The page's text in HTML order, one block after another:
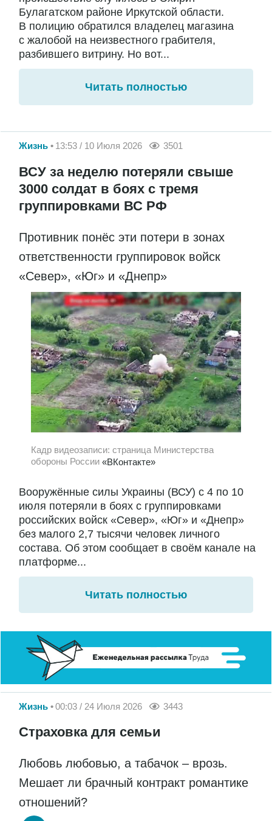
Булагатском районе Иркутской области.
В полицию обратился владелец магазина
с жалобой на неизвестного грабителя,
разбившего витрину. Но вот...
Читать полностью
Жизнь 13:53 / 10 Июля 2026 3501
ВСУ за неделю потеряли свыше
3000 солдат в боях с тремя
группировками ВС РФ
Противник понёс эти потери в зонах
ответственности группировок войск
«Север», «Юг» и «Днепр»
Кадр видеозаписи: страница Министерства
обороны России «ВКонтакте»
Вооружённые силы Украины (ВСУ) с 4 по 10
июля потеряли в боях с группировками
российских войск «Север», «Юг» и «Днепр»
без малого 2,7 тысячи человек личного
состава. Об этом сообщает в своём канале на
платформе...
Читать полностью
Жизнь 00:03 / 24 Июля 2026 3443
Страховка для семьи
Любовь любовью, а табачок – врозь.
Мешает ли брачный контракт романтике
отношений?